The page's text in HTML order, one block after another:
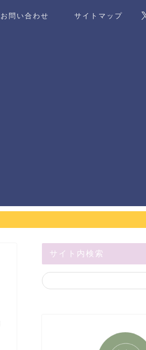
お問い合わせ サイトマップ
サイト内検索